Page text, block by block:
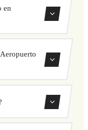
en
selecciona
ocultos ni
el formulario.